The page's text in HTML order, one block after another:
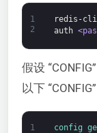
1
2
redis-cli
auth
假设
以下
1 config